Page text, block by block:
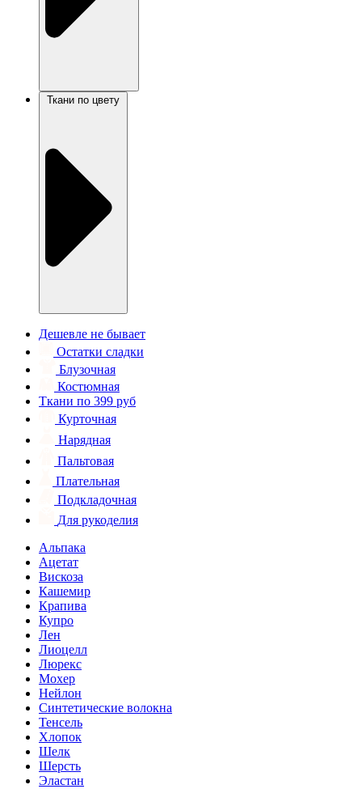
Дешевле не бывает
Остатки сладки
Блузочная
Костюмная
Ткани по 399 руб
Курточная
Нарядная
Пальтовая
Плательная
Подкладочная
Для рукоделия
Альпака
Ацетат
Вискоза
Кашемир
Крапива
Купро
Лен
Лиоцелл
Люрекс
Мохер
Нейлон
Синтетические волокна
Тенсель
Хлопок
Шелк
Шерсть
Эластан